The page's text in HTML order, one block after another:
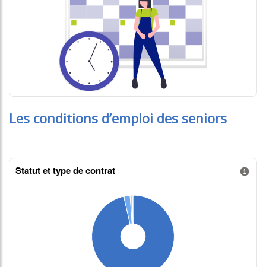
Les conditions d’emploi des seniors
Statut et type de contrat